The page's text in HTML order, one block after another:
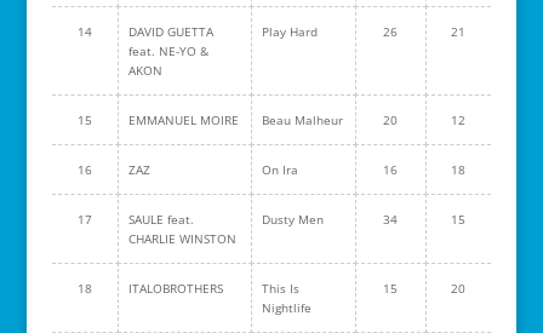
14
DAVID GUETTA
feat. NE-YO &
AKON
Play Hard 26 21
15 EMMANUEL MOIRE Beau Malheur 20 12
16 ZAZ On Ira 16 18
17
SAULE feat.
CHARLIE WINSTON
Dusty Men 34 15
18 ITALOBROTHERS
This Is
Nightlife
15 20